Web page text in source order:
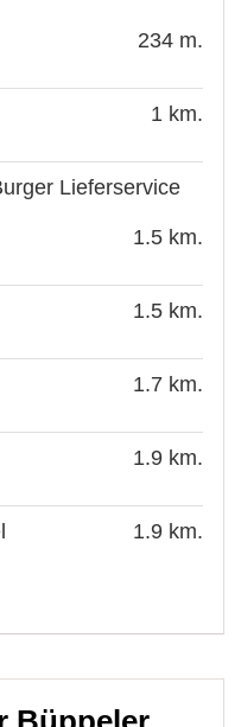
234 m.
1 km.
Lieferservice
1.5 km.
1.5 km.
1.7 km.
1.9 km.
1.9 km.